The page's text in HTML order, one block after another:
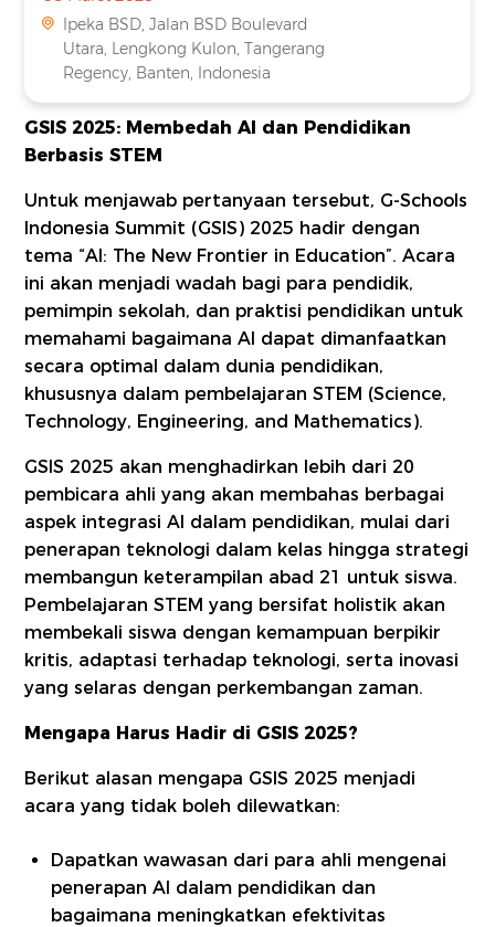
Ipeka BSD, Jalan BSD Boulevard
Utara, Lengkong Kulon, Tangerang
Regency, Banten, Indonesia
GSIS 2025: Membedah AI dan Pendidikan
Berbasis STEM
Untuk menjawab pertanyaan tersebut, G-Schools
Indonesia Summit (GSIS) 2025 hadir dengan
tema “AI: The New Frontier in Education”. Acara
ini akan menjadi wadah bagi para pendidik,
pemimpin sekolah, dan praktisi pendidikan untuk
memahami bagaimana AI dapat dimanfaatkan
secara optimal dalam dunia pendidikan,
khususnya dalam pembelajaran STEM (Science,
Technology, Engineering, and Mathematics).
GSIS 2025 akan menghadirkan lebih dari 20
pembicara ahli yang akan membahas berbagai
aspek integrasi AI dalam pendidikan, mulai dari
penerapan teknologi dalam kelas hingga strategi
membangun keterampilan abad 21 untuk siswa.
Pembelajaran STEM yang bersifat holistik akan
membekali siswa dengan kemampuan berpikir
kritis, adaptasi terhadap teknologi, serta inovasi
yang selaras dengan perkembangan zaman.
Mengapa Harus Hadir di GSIS 2025?
Berikut alasan mengapa GSIS 2025 menjadi
acara yang tidak boleh dilewatkan:
Dapatkan wawasan dari para ahli mengenai
penerapan AI dalam pendidikan dan
bagaimana meningkatkan efektivitas